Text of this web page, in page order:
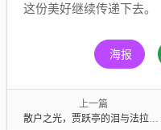
这份美好继续传递下去。
海报
上一篇
散户之光，贾跃亭的泪与法拉第未来的希望